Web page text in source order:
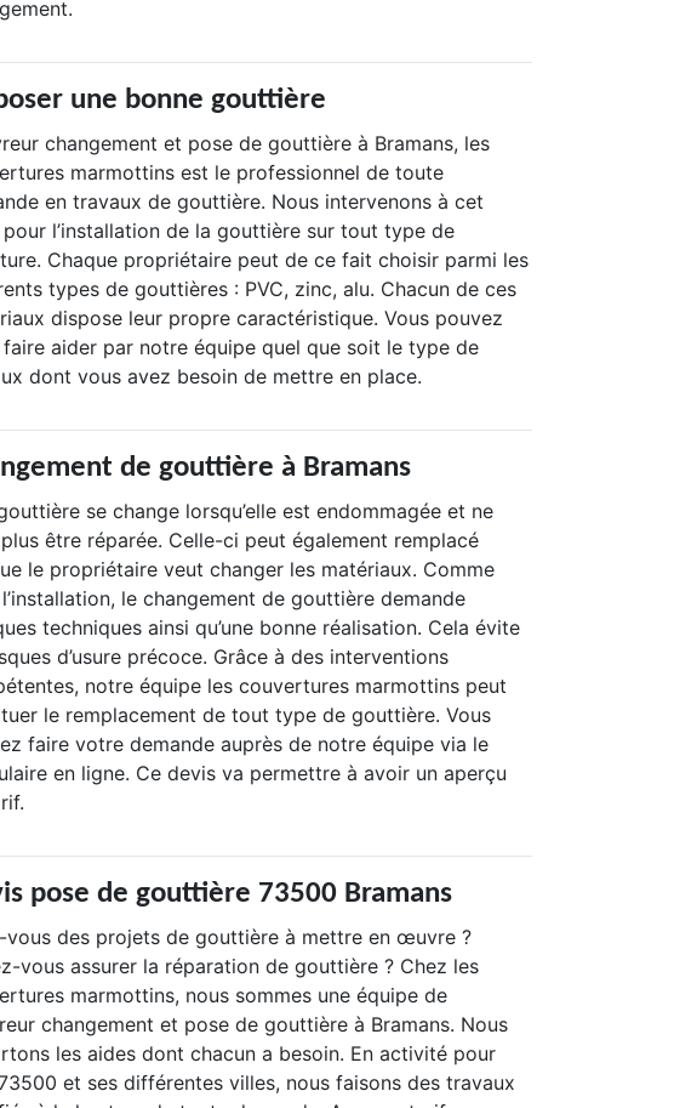
une bonne gouttière
changement et pose de gouttière à Bramans, les
marmottins est le professionnel de toute
en travaux de gouttière. Nous intervenons à cet
l’installation de la gouttière sur tout type de
Chaque propriétaire peut de ce fait choisir parmi les
types de gouttières : PVC, zinc, alu. Chacun de ces
dispose leur propre caractéristique. Vous pouvez
aider par notre équipe quel que soit le type de
dont vous avez besoin de mettre en place.
de gouttière à Bramans
se change lorsqu’elle est endommagée et ne
être réparée. Celle-ci peut également remplacé
le propriétaire veut changer les matériaux. Comme
le changement de gouttière demande
techniques ainsi qu’une bonne réalisation. Cela évite
d’usure précoce. Grâce à des interventions
notre équipe les couvertures marmottins peut
le remplacement de tout type de gouttière. Vous
faire votre demande auprès de notre équipe via le
en ligne. Ce devis va permettre à avoir un aperçu
pose de gouttière 73500 Bramans
vous des projets de gouttière à mettre en œuvre ?
vous assurer la réparation de gouttière ? Chez les
marmottins, nous sommes une équipe de
changement et pose de gouttière à Bramans. Nous
les aides dont chacun a besoin. En activité pour
et ses différentes villes, nous faisons des travaux